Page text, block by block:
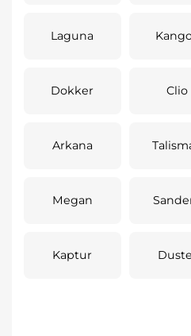
Laguna
Dokker Clio
Arkana
Megan
Kaptur